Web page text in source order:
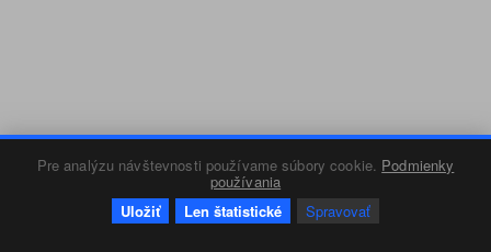
Pre analýzu návštevnosti používame súbory cookie. Podmienky
používania
Uložiť
Len štatistické Spravovať